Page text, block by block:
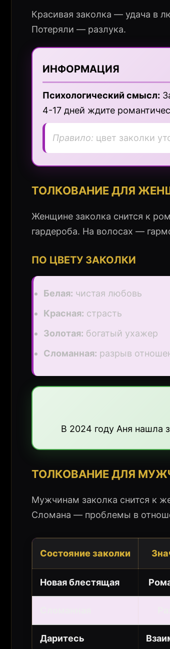
Красивая заколка — удача в
Потеряли — разлука.
ИНФОРМАЦИЯ
Психологический смысл:
4-17 дней ждите
Правило: цвет заколки
ТОЛКОВАНИЕ ДЛЯ
Женщине заколка снится к
гардероба. На волосах —
ПО ЦВЕТУ ЗАКОЛКИ
Белая: чистая любовь
Красная: страсть
Золотая: богатый ухажер
Сломанная: разрыв
В 2024 году Аня нашла
ТОЛКОВАНИЕ ДЛЯ
Мужчинам заколка снится к
Сломана — проблемы в
Состояние заколки
Новая блестящая
Даритесь